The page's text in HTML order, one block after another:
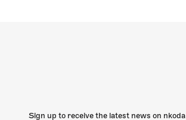
Sign up to receive the latest news on nkoda